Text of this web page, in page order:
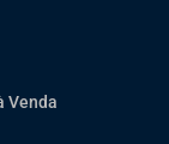
Venda